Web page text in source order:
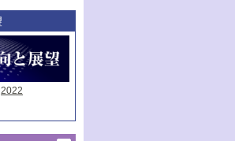
2022